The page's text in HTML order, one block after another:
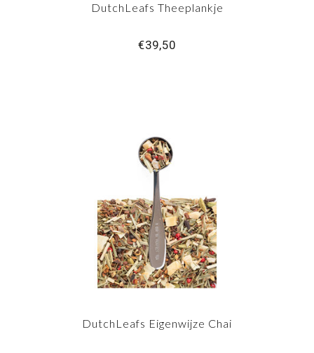
DutchLeafs Theeplankje
€39,50
DutchLeafs Eigenwijze Chai